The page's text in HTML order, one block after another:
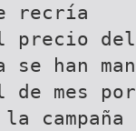
recría
precio
se han
mes por